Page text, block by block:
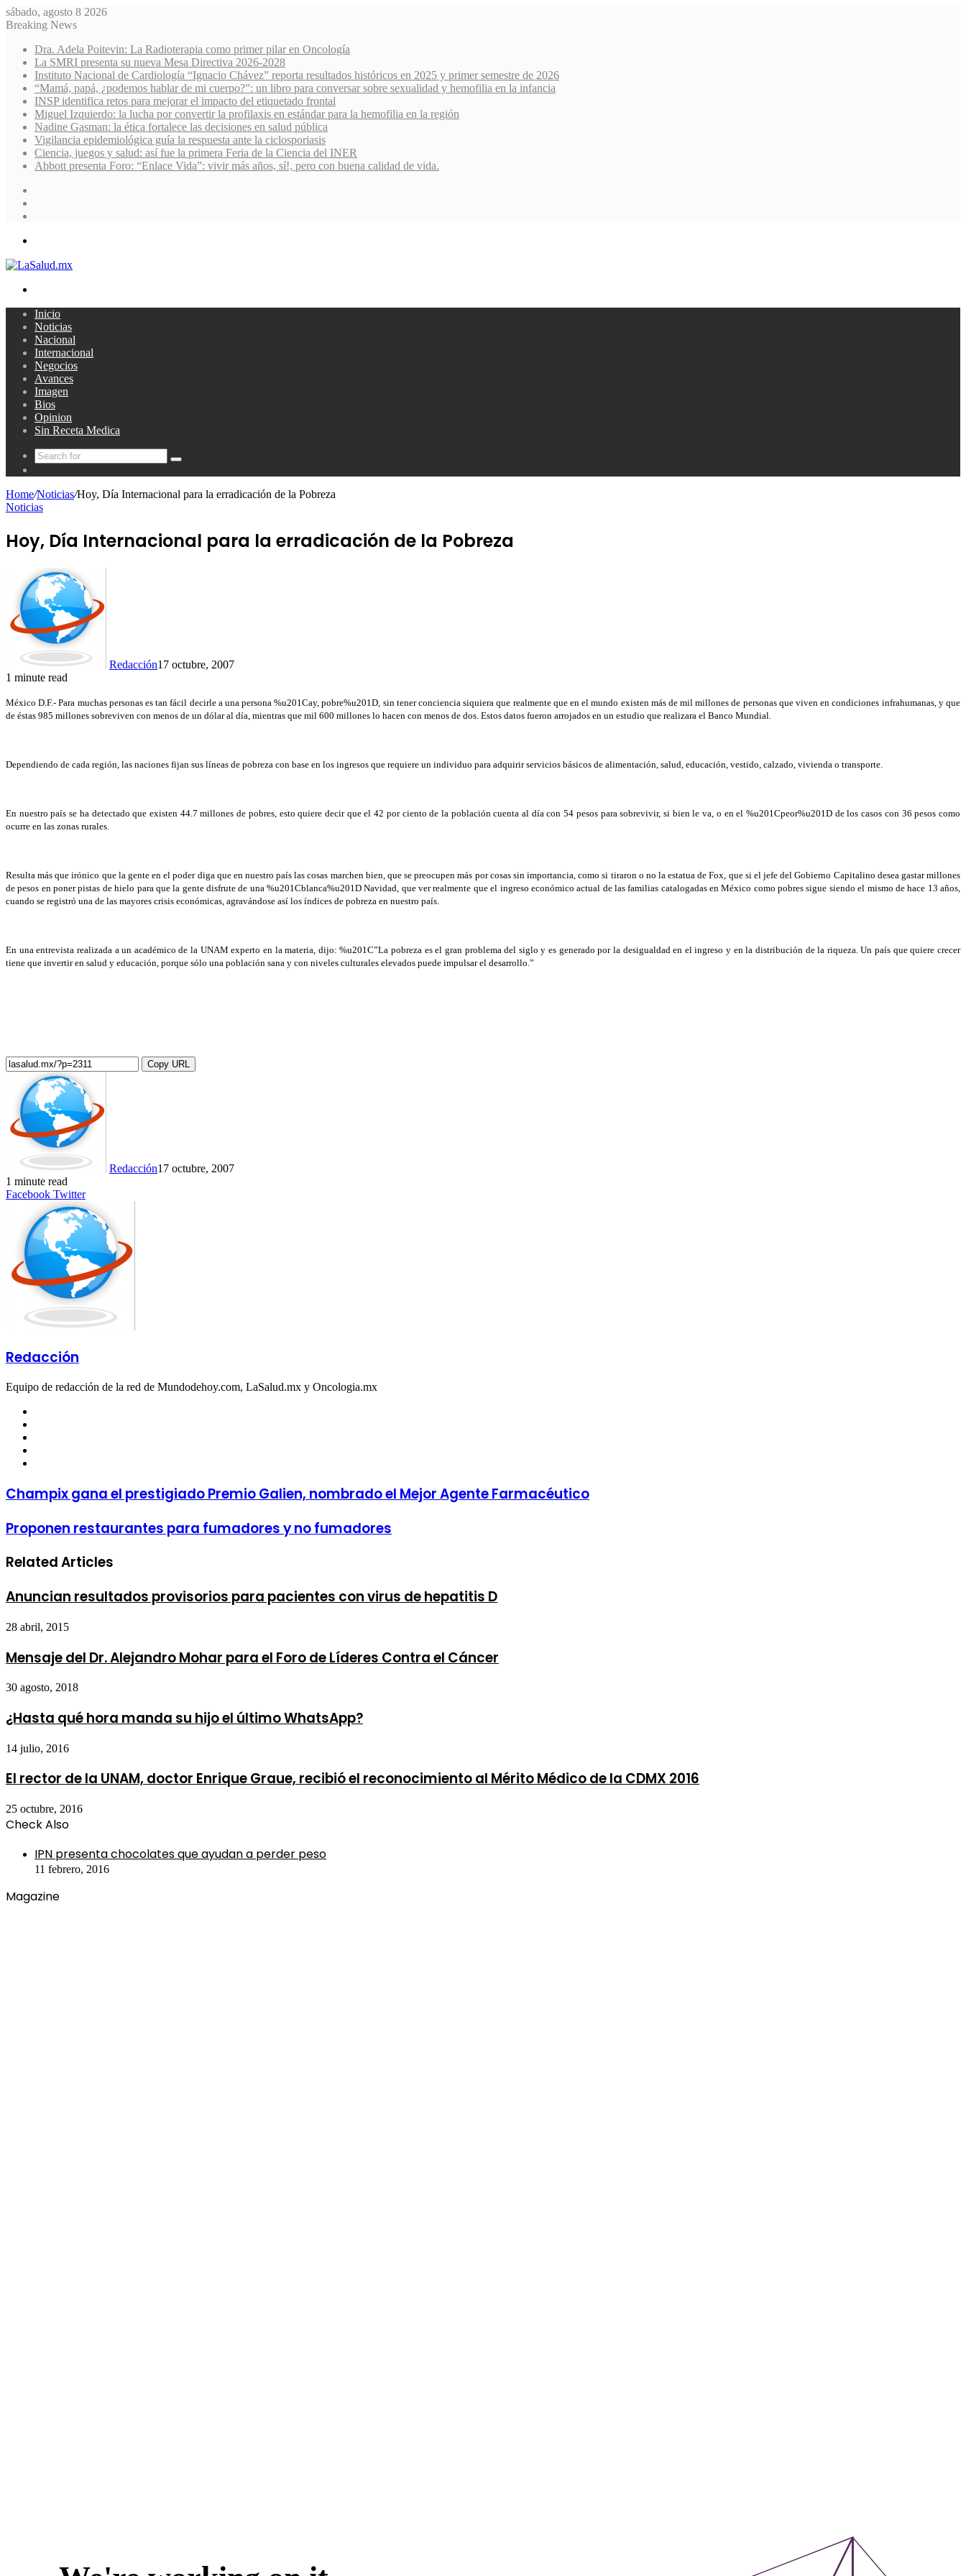
sábado, agosto 8 2026
Breaking News
Dra. Adela Poitevin: La Radioterapia como primer pilar en Oncología
La SMRI presenta su nueva Mesa Directiva 2026-2028
Instituto Nacional de Cardiología “Ignacio Chávez” reporta resultados históricos en 2025 y primer semestre de 2026
“Mamá, papá, ¿podemos hablar de mi cuerpo?”: un libro para conversar sobre sexualidad y hemofilia en la infancia
INSP identifica retos para mejorar el impacto del etiquetado frontal
Miguel Izquierdo: la lucha por convertir la profilaxis en estándar para la hemofilia en la región
Nadine Gasman: la ética fortalece las decisiones en salud pública
Vigilancia epidemiológica guía la respuesta ante la ciclosporiasis
Ciencia, juegos y salud: así fue la primera Feria de la Ciencia del INER
Abbott presenta Foro: “Enlace Vida”: vivir más años, sí!, pero con buena calidad de vida.
Inicio
Noticias
Nacional
Internacional
Negocios
Avances
Imagen
Bios
Opinion
Sin Receta Medica
Search
for
Home/Noticias/Hoy, Día Internacional para la erradicación de la Pobreza
Noticias
Hoy, Día Internacional para la erradicación de la Pobreza
Redacción17 octubre, 2007
1 minute read
México D.F.- Para muchas personas es tan fácil decirle a una persona %u201Cay, pobre%u201D, sin tener conciencia siquiera que realmente que en el mundo existen más de mil millones de personas que viven en condiciones infrahumanas, y que
de éstas 985 millones sobreviven con menos de un dólar al día, mientras que mil 600 millones lo hacen con menos de dos. Estos datos fueron arrojados en un estudio que realizara el Banco Mundial.
Dependiendo de cada región, las naciones fijan sus líneas de pobreza con base en los ingresos que requiere un individuo para adquirir servicios básicos de alimentación, salud, educación, vestido, calzado, vivienda o transporte.
En nuestro país se ha detectado que existen 44.7 millones de pobres, esto quiere decir que el 42 por ciento de la población cuenta al día con 54 pesos para sobrevivir, si bien le va, o en el %u201Cpeor%u201D de los casos con 36 pesos como
ocurre en las zonas rurales.
Resulta más que irónico que la gente en el poder diga que en nuestro país las cosas marchen bien, que se preocupen más por cosas sin importancia, como si tiraron o no la estatua de Fox, que si el jefe del Gobierno Capitalino desea gastar millones
de pesos en poner pistas de hielo para que la gente disfrute de una %u201Cblanca%u201D Navidad, que ver realmente que el ingreso económico actual de las familias catalogadas en México como pobres sigue siendo el mismo de hace 13 años,
cuando se registró una de las mayores crisis económicas, agravándose así los índices de pobreza en nuestro país.
En una entrevista realizada a un académico de la UNAM experto en la materia, dijo: %u201C”La pobreza es el gran problema del siglo y es generado por la desigualdad en el ingreso y en la distribución de la riqueza. Un país que quiere crecer
tiene que invertir en salud y educación, porque sólo una población sana y con niveles culturales elevados puede impulsar el desarrollo.”
Copy URL
Redacción17 octubre, 2007
1 minute read
Facebook TwitterLinkedIn
Tumblr
Pinterest
Reddit
VKontakte
Share
via
Email
Print
Redacción
Equipo de redacción de la red de Mundodehoy.com, LaSalud.mx y Oncologia.mx
Champix gana el prestigiado Premio Galien, nombrado el Mejor Agente Farmacéutico
Proponen restaurantes para fumadores y no fumadores
Related Articles
Anuncian resultados provisorios para pacientes con virus de hepatitis D
28 abril, 2015
Mensaje del Dr. Alejandro Mohar para el Foro de Líderes Contra el Cáncer
30 agosto, 2018
¿Hasta qué hora manda su hijo el último WhatsApp?
14 julio, 2016
El rector de la UNAM, doctor Enrique Graue, recibió el reconocimiento al Mérito Médico de la CDMX 2016
25 octubre, 2016
Check Also
IPN presenta chocolates que ayudan a perder peso
11 febrero, 2016
Magazine